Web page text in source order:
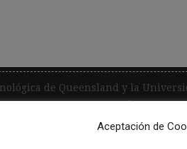
de Queensland y la
1.045 personas para saber
Aceptación de